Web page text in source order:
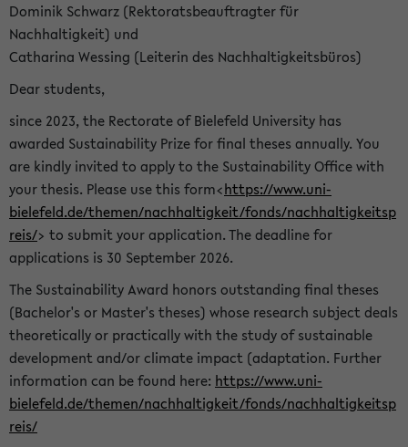
Dominik Schwarz (Rektoratsbeauftragter für
Nachhaltigkeit) und
Catharina Wessing (Leiterin des Nachhaltigkeitsbüros)
Dear students,
since 2023, the Rectorate of Bielefeld University has
awarded Sustainability Prize for final theses annually. You
are kindly invited to apply to the Sustainability Office with
your thesis. Please use this form<https://www.uni-
bielefeld.de/themen/nachhaltigkeit/fonds/nachhaltigkeitsp
reis/> to submit your application. The deadline for
applications is 30 September 2026.
The Sustainability Award honors outstanding final theses
(Bachelor's or Master's theses) whose research subject deals
theoretically or practically with the study of sustainable
development and/or climate impact (adaptation. Further
information can be found here: https://www.uni-
bielefeld.de/themen/nachhaltigkeit/fonds/nachhaltigkeitsp
reis/